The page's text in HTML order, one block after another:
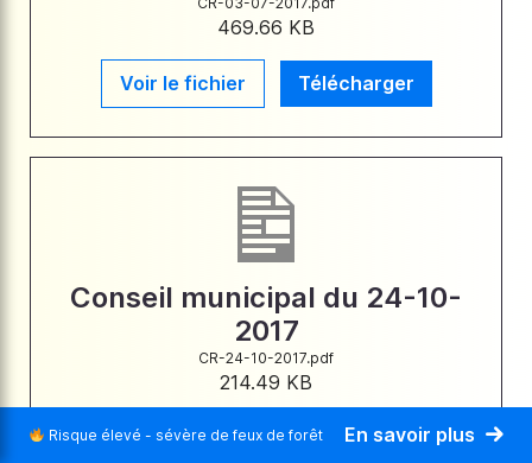
Risque élevé - sévère de feux de forêt En savoir plus
469.66 KB
Voir le fichier Télécharger
Conseil municipal du 24-10-
2017
CR-24-10-2017.pdf
214.49 KB
Voir le fichier Télécharger